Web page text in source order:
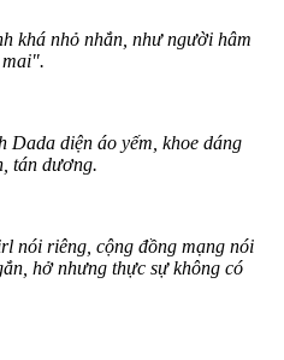
khá nhỏ nhắn, như người hâm
Dada diện áo yếm, khoe dáng
tán dương.
nói riêng, cộng đồng mạng nói
hở nhưng thực sự không có